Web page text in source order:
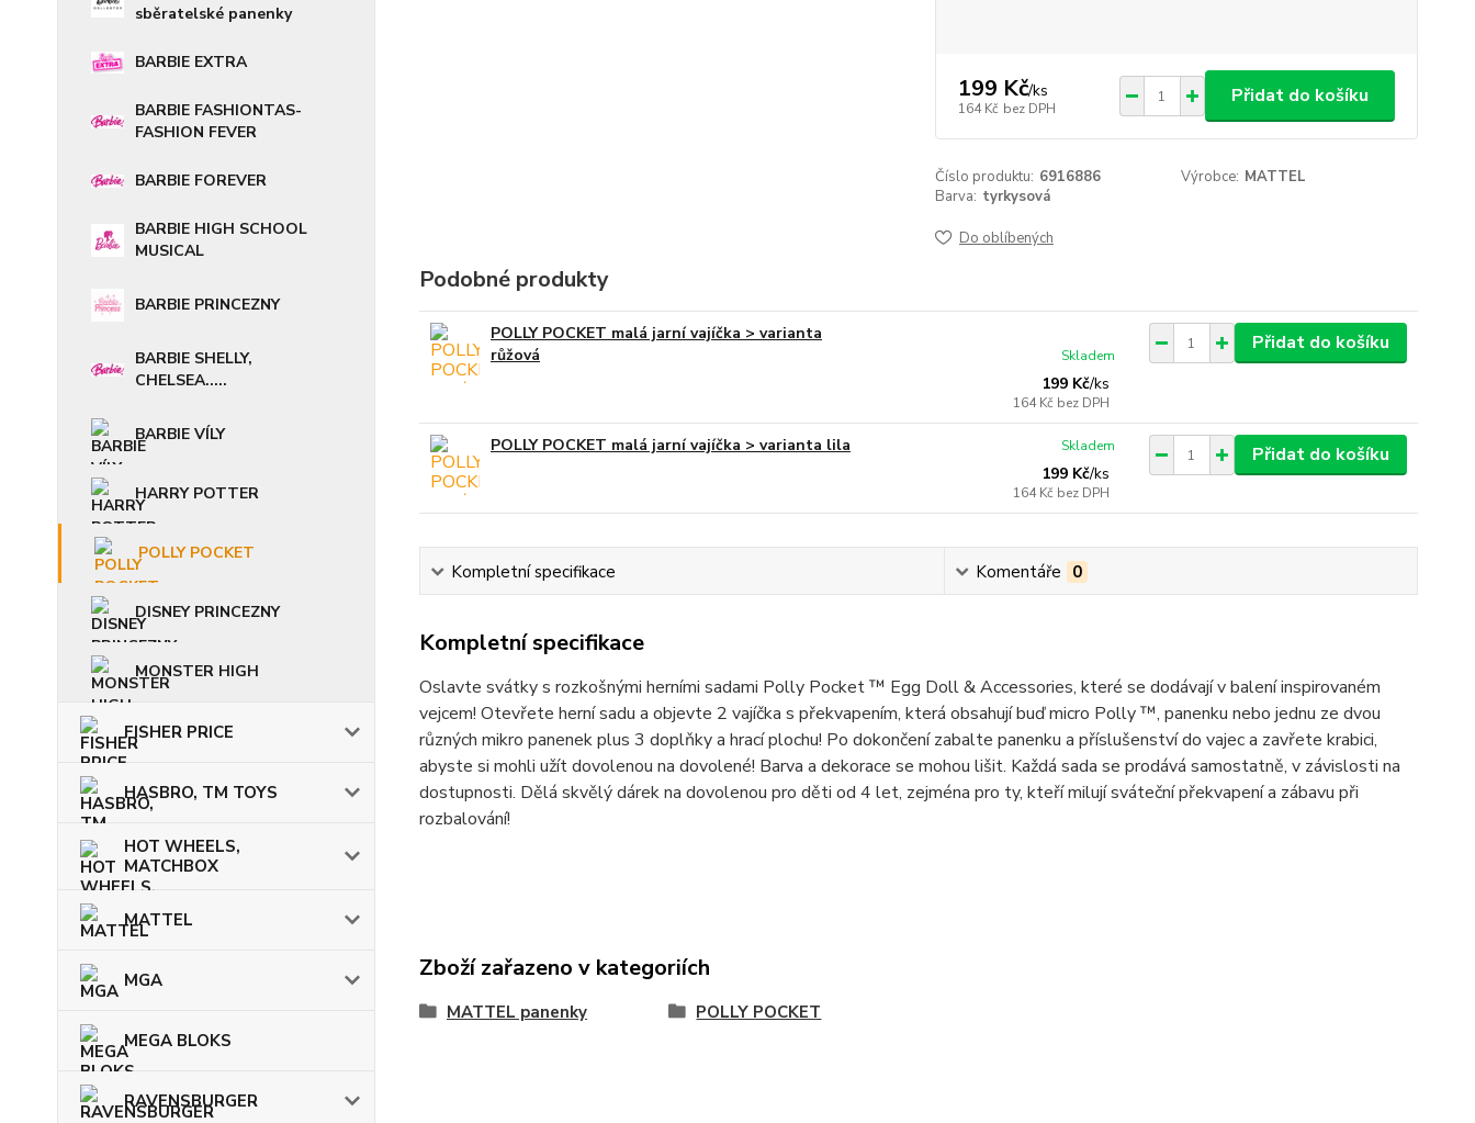
sběratelské panenky
BARBIE EXTRA
BARBIE FASHIONTAS-
FASHION FEVER
BARBIE FOREVER
BARBIE HIGH SCHOOL
MUSICAL
BARBIE PRINCEZNY
BARBIE SHELLY,
CHELSEA.....
BARBIE VÍLY
HARRY POTTER
POLLY POCKET
DISNEY PRINCEZNY
MONSTER HIGH
FISHER PRICE
HASBRO, TM TOYS
HOT WHEELS,
MATCHBOX
MATTEL
MGA
MEGA BLOKS
RAVENSBURGER
199 Kč/ks
164 Kč bez DPH
Přidat do košíku
Číslo produktu: 6916886 Výrobce: MATTEL
Barva: tyrkysová
Do oblíbených
Podobné produkty
POLLY POCKET malá jarní vajíčka > varianta
růžová
199 Kč/ks
164 Kč bez DPH
Skladem
Přidat do košíku
POLLY POCKET malá jarní vajíčka > varianta lila
199 Kč/ks
164 Kč bez DPH
Skladem Přidat do košíku
Kompletní specifikace Komentáře 0
Kompletní specifikace
Oslavte svátky s rozkošnými herními sadami Polly Pocket ™ Egg Doll & Accessories, které se dodávají v balení inspirovaném
vejcem! Otevřete herní sadu a objevte 2 vajíčka s překvapením, která obsahují buď micro Polly ™, panenku nebo jednu ze dvou
různých mikro panenek plus 3 doplňky a hrací plochu! Po dokončení zabalte panenku a příslušenství do vajec a zavřete krabici,
abyste si mohli užít dovolenou na dovolené! Barva a dekorace se mohou lišit. Každá sada se prodává samostatně, v závislosti na
dostupnosti. Dělá skvělý dárek na dovolenou pro děti od 4 let, zejména pro ty, kteří milují sváteční překvapení a zábavu při
rozbalování!
Zboží zařazeno v kategoriích
MATTEL panenky POLLY POCKET